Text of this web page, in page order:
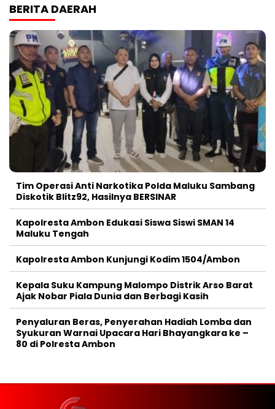
BERITA DAERAH
Tim Operasi Anti Narkotika Polda Maluku Sambang
Diskotik Blitz92, Hasilnya BERSINAR
Kapolresta Ambon Edukasi Siswa Siswi SMAN 14
Maluku Tengah
Kapolresta Ambon Kunjungi Kodim 1504/Ambon
Kepala Suku Kampung Malompo Distrik Arso Barat
Ajak Nobar Piala Dunia dan Berbagi Kasih
Penyaluran Beras, Penyerahan Hadiah Lomba dan
Syukuran Warnai Upacara Hari Bhayangkara ke –
80 di Polresta Ambon